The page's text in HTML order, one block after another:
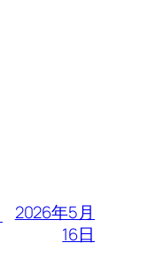
2026年5月
16日